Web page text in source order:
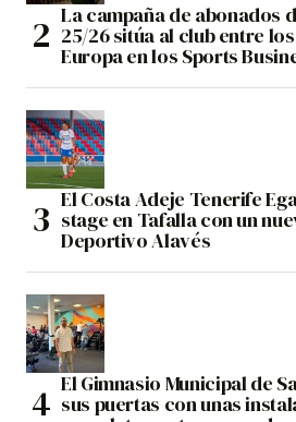
La campaña de abonados
25/26 sitúa al club entre
Europa en los Sports
El Costa Adeje Tenerife
stage en Tafalla con un
Deportivo Alavés
El Gimnasio Municipal de
sus puertas con unas